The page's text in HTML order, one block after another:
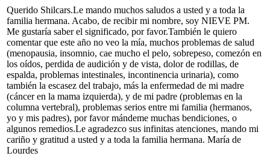
Querido Shilcars.Le mando muchos saludos a usted y a toda la
familia hermana. Acabo, de recibir mi nombre, soy NIEVE PM.
Me gustaría saber el significado, por favor.También le quiero
comentar que este año no veo la mía, muchos problemas de salud
(menopausia, insomnio, cae mucho el pelo, sobrepeso, comezón en
los oídos, perdida de audición y de vista, dolor de rodillas, de
espalda, problemas intestinales, incontinencia urinaria), como
también la escasez del trabajo, más la enfermedad de mi madre
(cáncer en la mama izquierda), y de mi padre (problemas en la
columna vertebral), problemas serios entre mi familia (hermanos,
yo y mis padres), por favor mándeme muchas bendiciones, o
algunos remedios.Le agradezco sus infinitas atenciones, mando mi
cariño y gratitud a usted y a toda la familia hermana. María de
Lourdes